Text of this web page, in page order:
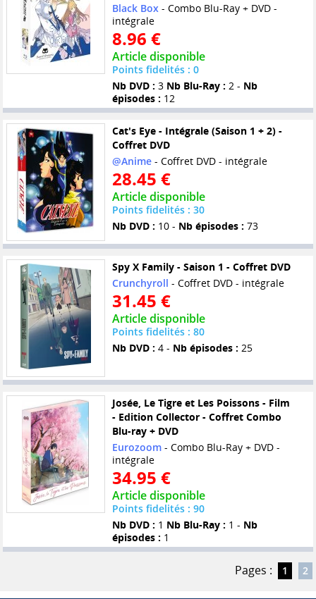
Black Box - Combo Blu-Ray + DVD -
intégrale
8.96 €
Article disponible
Points fidelités : 0
Nb DVD : 3 Nb Blu-Ray : 2 - Nb
épisodes : 12
Cat's Eye - Intégrale (Saison 1 + 2) -
Coffret DVD
@Anime- Coffret DVD - intégrale
28.45 €
Article disponible
Points fidelités : 30
Nb DVD : 10 - Nb épisodes : 73
Spy X Family - Saison 1 - Coffret DVD
Crunchyroll - Coffret DVD - intégrale
31.45 €
Article disponible
Points fidelités : 80
Nb DVD : 4 - Nb épisodes : 25
Josée, Le Tigre et Les Poissons - Film
- Edition Collector - Coffret Combo
Blu-ray + DVD
Eurozoom- Combo Blu-Ray + DVD -
intégrale
34.95 €
Article disponible
Points fidelités : 90
Nb DVD : 1 Nb Blu-Ray : 1 - Nb
épisodes : 1
Pages : 1 2